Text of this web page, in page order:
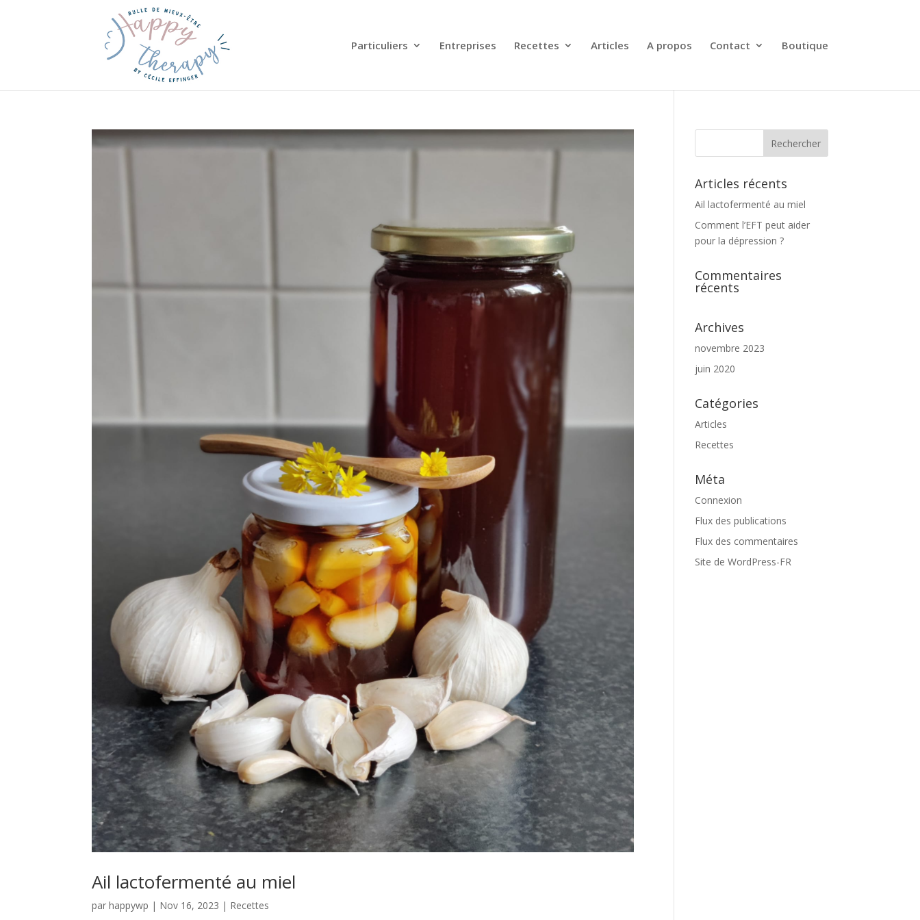
Particuliers Entreprises Recettes Articles A propos Contact Boutique
Ail lactofermenté au miel
parhappywp | Nov 16, 2023 | Recettes
Articles récents
Ail lactofermenté au miel
Comment l’EFT peut aider
pour la dépression ?
Commentaires
récents
Archives
novembre 2023
juin 2020
Catégories
Articles
Recettes
Méta
Connexion
Flux des publications
Flux des commentaires
Site de WordPress-FR